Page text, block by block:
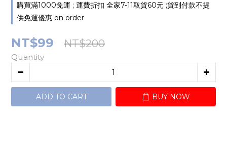
購買滿1000免運 ; 運費折扣 全家7-11取貨60元 ;貨到付款不提
供免運優惠 on order
NT$99 NT$200
Quantity
ADD TO CART BUY NOW